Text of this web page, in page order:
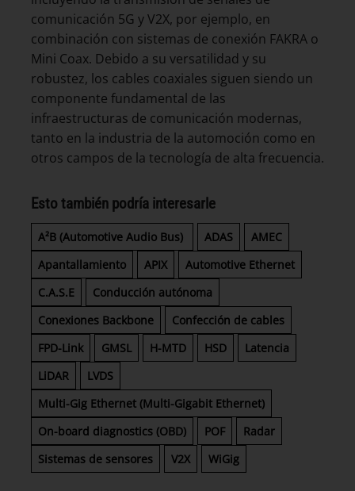
comunicación 5G y V2X, por ejemplo, en
combinación con sistemas de conexión FAKRA o
Mini Coax. Debido a su versatilidad y su
robustez, los cables coaxiales siguen siendo un
componente fundamental de las
infraestructuras de comunicación modernas,
tanto en la industria de la automoción como en
otros campos de la tecnología de alta frecuencia.
Esto también podría interesarle
A²B (Automotive Audio Bus) ADAS
AMEC
Apantallamiento
APIX
Automotive Ethernet
C.A.S.E
Conducción autónoma
Conexiones Backbone
Confección de cables
FPD-Link
GMSL H-MTD HSD
Latencia
LiDAR
LVDS
Multi-Gig Ethernet (Multi-Gigabit Ethernet)
On-board diagnostics (OBD)
POF
Radar
Sistemas de sensores
V2X WiGig